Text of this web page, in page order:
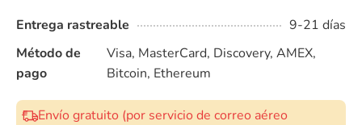
Entrega rastreable
9-21 días
Método de
pago
Visa, MasterCard, Discovery, AMEX,
Bitcoin, Ethereum
Envío gratuito (por servicio de correo aéreo